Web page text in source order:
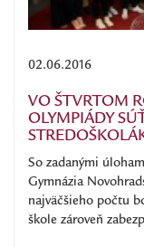
02.06.2016
VO ŠTVRTOM
OLYMPIÁDY
So zadanými
Gymnázia
najväčšieho počtu
škole zároveň